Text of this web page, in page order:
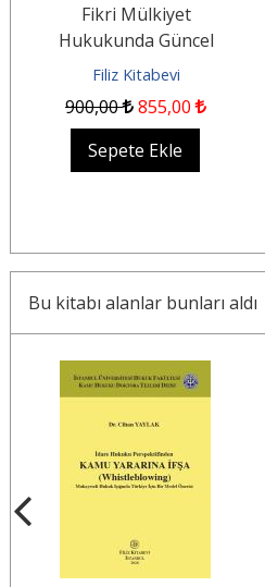
Fikri Mülkiyet
Hukukunda Güncel
Gelişmeler-IV
Sempozyumu...
Filiz Kitabevi
900,00 855,00
Sepete Ekle
Bu kitabı alanlar bunları aldı